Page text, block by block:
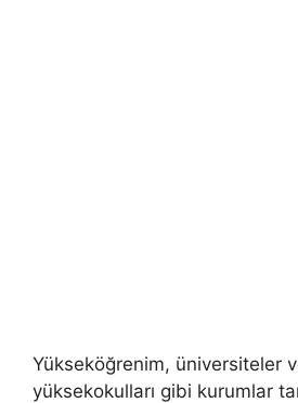
Yükseköğrenim, üniversiteler
yüksekokulları gibi kurumlar